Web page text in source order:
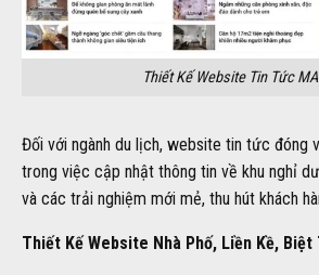
Thiết Kế Website Tin Tức
Đối với ngành du lịch, website tin tức đóng
trong việc cập nhật thông tin về khu nghỉ
và các trải nghiệm mới mẻ, thu hút khách
Thiết Kế Website Nhà Phố, Liền Kề, Biệt